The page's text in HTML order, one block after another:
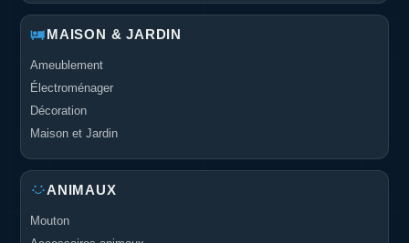
MAISON & JARDIN
Ameublement
Électroménager
Décoration
Maison et Jardin
ANIMAUX
Mouton